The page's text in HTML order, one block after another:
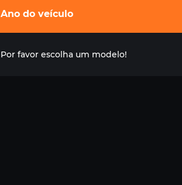
Ano do veículo
Por favor escolha um modelo!